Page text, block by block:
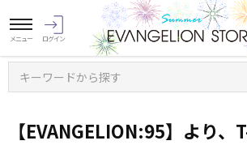
キーワードから探す
【EVANGELION:95】より